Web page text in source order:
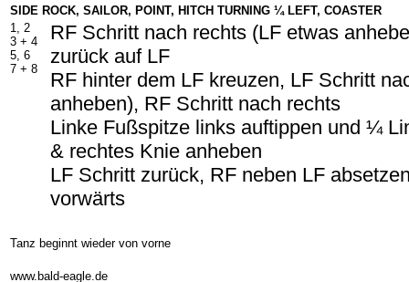
SIDE ROCK, SAILOR, POINT, HITCH TURNING ¼ LEFT, COASTER
1, 2
3 + 4
5, 6
7 + 8
RF Schritt nach rechts (LF etwas
zurück auf LF
RF hinter dem LF kreuzen, LF Schritt
anheben), RF Schritt nach rechts
Linke Fußspitze links auftippen und ¼
& rechtes Knie anheben
LF Schritt zurück, RF neben LF
vorwärts
Tanz beginnt wieder von vorne
www.bald-eagle.de